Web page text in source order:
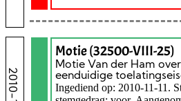
Motie (32500-VIII-25)
Motie Van der Ham
eenduidige
Ingediend op: 2010-11-11.